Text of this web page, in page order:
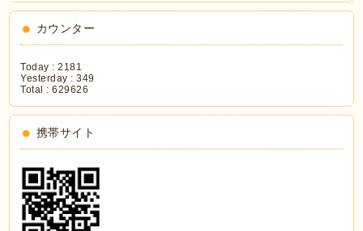
カウンター
Today :2181
Yesterday :349
Total :629626
携帯サイト